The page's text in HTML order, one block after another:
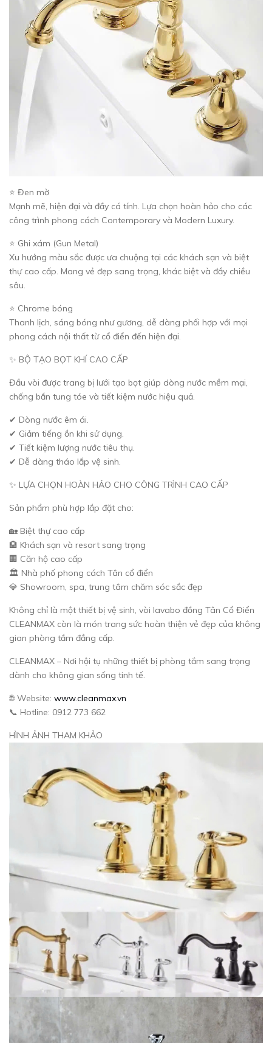
⭐ Đen mờ
Mạnh mẽ, hiện đại và đầy cá tính. Lựa chọn hoàn hảo cho các
công trình phong cách Contemporary và Modern Luxury.
⭐ Ghi xám (Gun Metal)
Xu hướng màu sắc được ưa chuộng tại các khách sạn và biệt
thự cao cấp. Mang vẻ đẹp sang trọng, khác biệt và đầy chiều
sâu.
⭐ Chrome bóng
Thanh lịch, sáng bóng như gương, dễ dàng phối hợp với mọi
phong cách nội thất từ cổ điển đến hiện đại.
✨ BỘ TẠO BỌT KHÍ CAO CẤP
Đầu vòi được trang bị lưới tạo bọt giúp dòng nước mềm mại,
chống bắn tung tóe và tiết kiệm nước hiệu quả.
✔ Dòng nước êm ái.
✔ Giảm tiếng ồn khi sử dụng.
✔ Tiết kiệm lượng nước tiêu thụ.
✔ Dễ dàng tháo lắp vệ sinh.
✨ LỰA CHỌN HOÀN HẢO CHO CÔNG TRÌNH CAO CẤP
Sản phẩm phù hợp lắp đặt cho:
🏡 Biệt thự cao cấp
🏨 Khách sạn và resort sang trọng
🏢 Căn hộ cao cấp
🏛 Nhà phố phong cách Tân cổ điển
💎 Showroom, spa, trung tâm chăm sóc sắc đẹp
Không chỉ là một thiết bị vệ sinh, vòi lavabo đồng Tân Cổ Điển
CLEANMAX còn là món trang sức hoàn thiện vẻ đẹp của không
gian phòng tắm đẳng cấp.
CLEANMAX – Nơi hội tụ những thiết bị phòng tắm sang trọng
dành cho không gian sống tinh tế.
🌐 Website: www.cleanmax.vn
📞 Hotline: 0912 773 662
HÌNH ẢNH THAM KHẢO